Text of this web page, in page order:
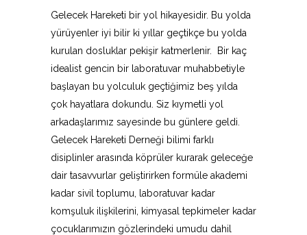
Gelecek Hareketi bir yol hikayesidir. Bu yolda
yürüyenler iyi bilir ki yıllar geçtikçe bu yolda
kurulan dosluklar pekişir katmerlenir. Bir kaç
idealist gencin bir laboratuvar muhabbetiyle
başlayan bu yolculuk geçtiğimiz beş yılda
çok hayatlara dokundu. Siz kıymetli yol
arkadaşlarımız sayesinde bu günlere geldi.
Gelecek Hareketi Derneği bilimi farklı
disiplinler arasında köprüler kurarak geleceğe
dair tasavvurlar geliştirirken formüle akademi
kadar sivil toplumu, laboratuvar kadar
komşuluk ilişkilerini, kimyasal tepkimeler kadar
çocuklarımızın gözlerindeki umudu dahil